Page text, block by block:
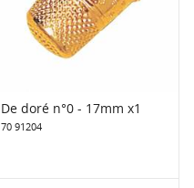
De doré n°0 - 17mm x1
70 91204